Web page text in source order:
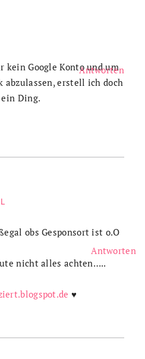
kein Google Konto und um
erstell ich doch
Ding.
Antworten
obs Gesponsort ist o.O
nicht alles achten…..
♥
Antworten